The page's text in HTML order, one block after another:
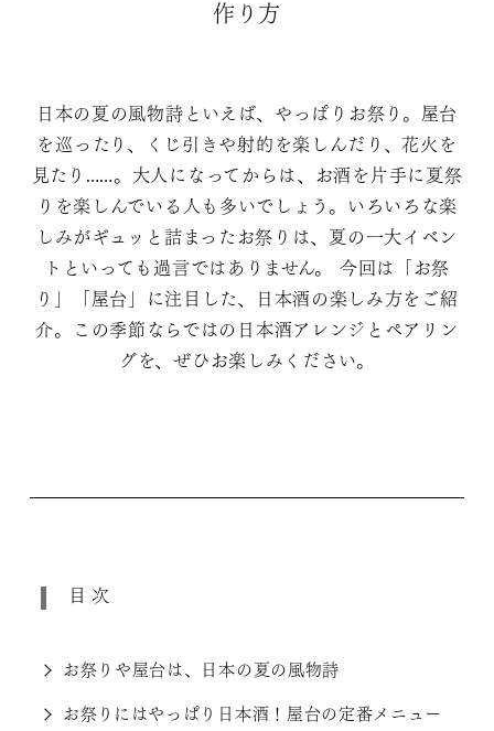
作り方
日本の夏の風物詩といえば、やっぱりお祭り。屋台
を巡ったり、くじ引きや射的を楽しんだり、花火を
見たり……。大人になってからは、お酒を片手に夏祭
りを楽しんでいる人も多いでしょう。いろいろな楽
しみがギュッと詰まったお祭りは、夏の一大イベン
トといっても過言ではありません。 今回は「お祭
り」「屋台」に注目した、日本酒の楽しみ方をご紹
介。この季節ならではの日本酒アレンジとペアリン
グを、ぜひお楽しみください。
目次
お祭りや屋台は、日本の夏の風物詩
お祭りにはやっぱり日本酒！屋台の定番メニュー